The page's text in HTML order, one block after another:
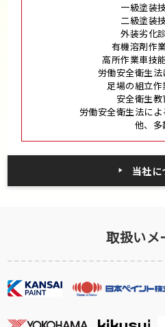
一級塗装
二級塗装
外装劣化
有機溶剤作
高所作業車技
労働安全衛生
足場の組立
安全衛生教
労働安全衛生法に
他、多
当社に
取扱いメ